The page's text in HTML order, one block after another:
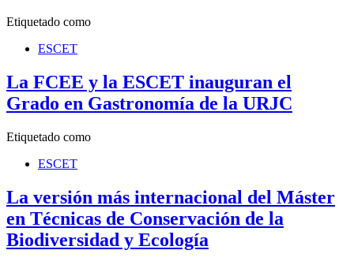
Etiquetado como
ESCET
La FCEE y la ESCET inauguran el
Grado en Gastronomía de la URJC
Etiquetado como
ESCET
La versión más internacional del Máster
en Técnicas de Conservación de la
Biodiversidad y Ecología